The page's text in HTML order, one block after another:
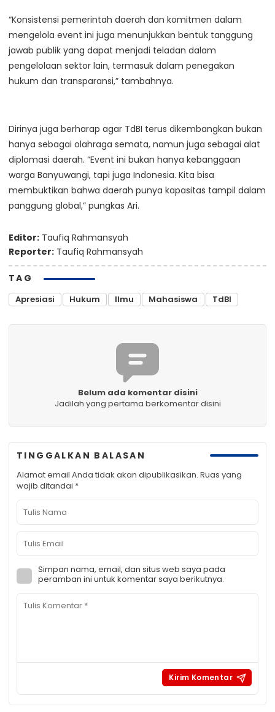
“Konsistensi pemerintah daerah dan komitmen dalam
mengelola event ini juga menunjukkan bentuk tanggung
jawab publik yang dapat menjadi teladan dalam
pengelolaan sektor lain, termasuk dalam penegakan
hukum dan transparansi,” tambahnya.
Dirinya juga berharap agar TdBI terus dikembangkan bukan
hanya sebagai olahraga semata, namun juga sebagai alat
diplomasi daerah. “Event ini bukan hanya kebanggaan
warga Banyuwangi, tapi juga Indonesia. Kita bisa
membuktikan bahwa daerah punya kapasitas tampil dalam
panggung global,” pungkas Ari.
Editor: Taufiq Rahmansyah
Reporter: Taufiq Rahmansyah
TAG
Apresiasi Hukum Ilmu Mahasiswa TdBI
Belum ada komentar disini
Jadilah yang pertama berkomentar disini
TINGGALKAN BALASAN
Alamat email Anda tidak akan dipublikasikan. Ruas yang
wajib ditandai *
Simpan nama, email, dan situs web saya pada
peramban ini untuk komentar saya berikutnya.